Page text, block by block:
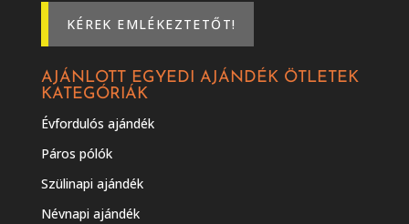
KÉREK EMLÉKEZTETŐT!
AJÁNLOTT EGYEDI AJÁNDÉK ÖTLETEK
KATEGÓRIÁK
Évfordulós ajándék
Páros pólók
Szülinapi ajándék
Névnapi ajándék